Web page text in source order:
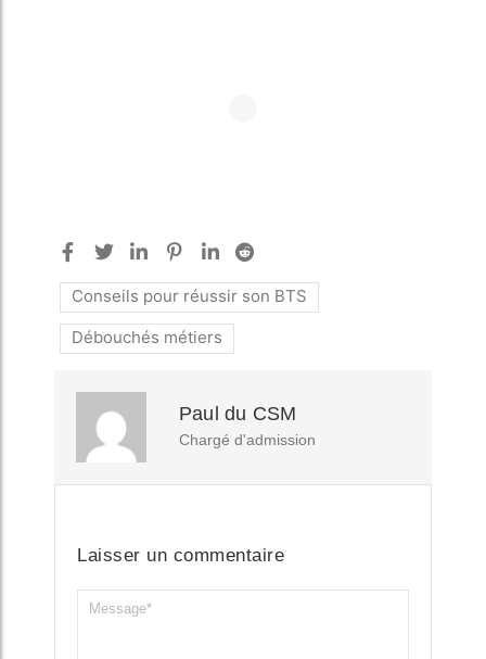
Conseils pour réussir son BTS
Débouchés métiers
Paul du CSM
Chargé d'admission
Laisser un commentaire